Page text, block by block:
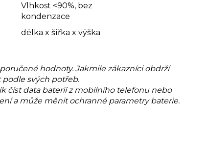
Vlhkost <90%, bez
kondenzace
délka x šířka x výška
hodnoty. Jakmile zákazníci obdrží
svých potřeb.
číst data baterií z mobilního telefonu nebo
a může měnit ochranné parametry baterie.